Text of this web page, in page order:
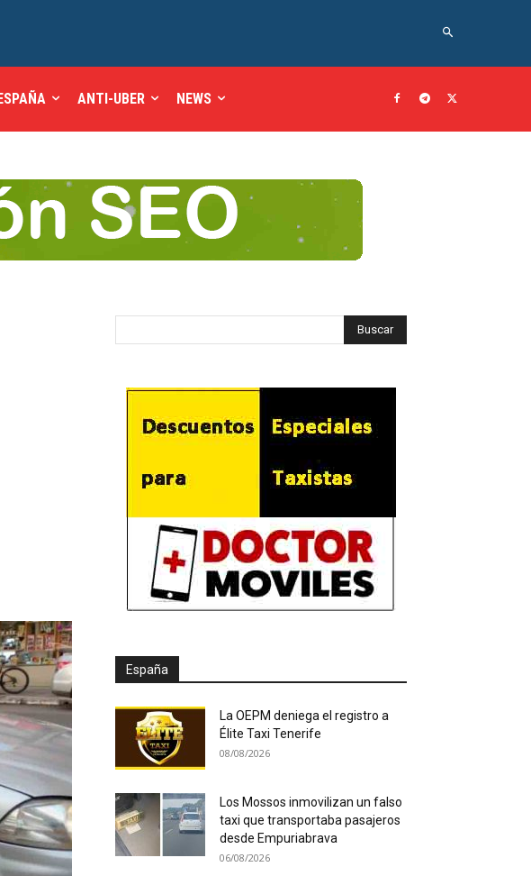
ANTI-UBER NEWS
España
La OEPM deniega el registro a
Élite Taxi Tenerife
08/08/2026
Los Mossos inmovilizan un falso
taxi que transportaba pasajeros
desde Empuriabrava
06/08/2026